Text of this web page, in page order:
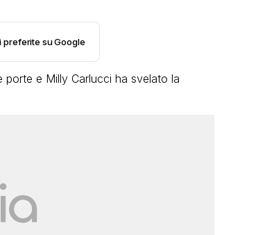
preferite su Google
porte e Milly Carlucci ha svelato la